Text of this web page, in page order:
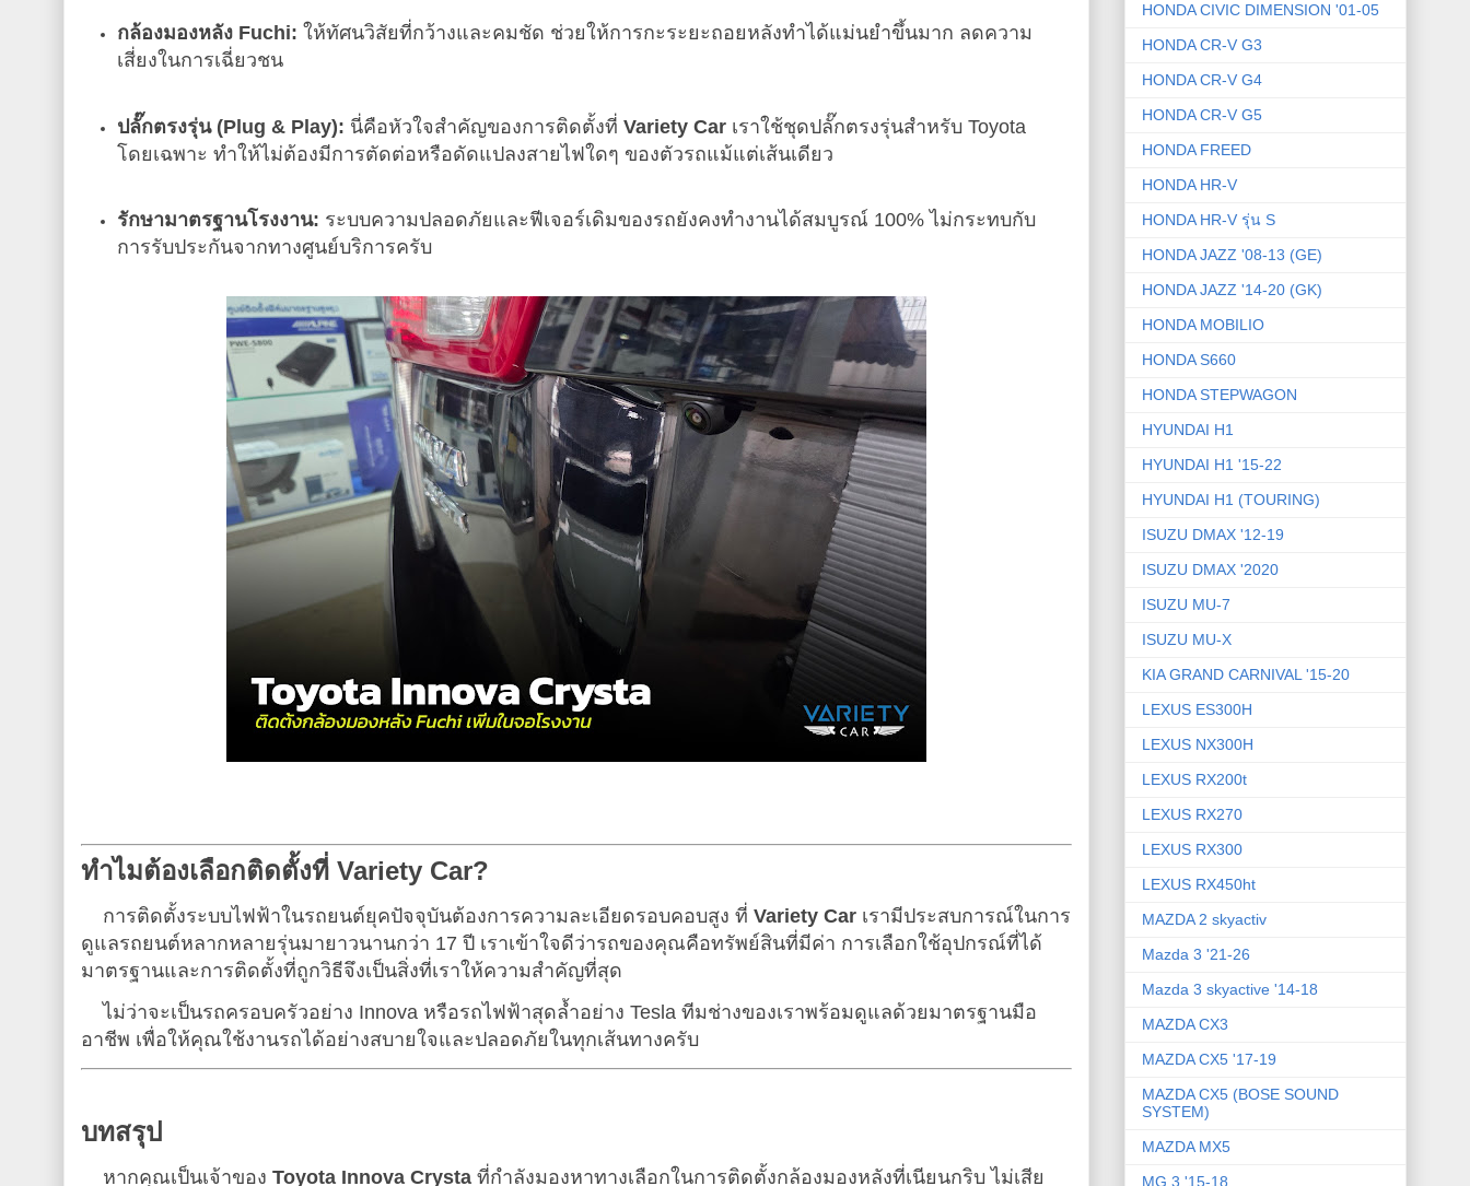
กล้องมองหลัง Fuchi: ให้ทัศนวิสัยที่กว้างและคมชัด ช่วยให้การกะระยะถอยหลังทำได้แม่นยำขึ้นมาก ลดความ
เสี่ยงในการเฉี่ยวชน
ปลั๊กตรงรุ่น (Plug & Play): นี่คือหัวใจสำคัญของการติดตั้งที่ Variety Carเราใช้ชุดปลั๊กตรงรุ่นสำหรับ Toyota
โดยเฉพาะ ทำให้ไม่ต้องมีการตัดต่อหรือดัดแปลงสายไฟใดๆ ของตัวรถแม้แต่เส้นเดียว
รักษามาตรฐานโรงงาน: ระบบความปลอดภัยและฟีเจอร์เดิมของรถยังคงทำงานได้สมบูรณ์ 100% ไม่กระทบกับ
การรับประกันจากทางศูนย์บริการครับ
ทำไมต้องเลือกติดตั้งที่ Variety Car?
การติดตั้งระบบไฟฟ้าในรถยนต์ยุคปัจจุบันต้องการความละเอียดรอบคอบสูง ที่ Variety Car เรามีประสบการณ์ในการ
ดูแลรถยนต์หลากหลายรุ่นมายาวนานกว่า 17 ปี เราเข้าใจดีว่ารถของคุณคือทรัพย์สินที่มีค่า การเลือกใช้อุปกรณ์ที่ได้
มาตรฐานและการติดตั้งที่ถูกวิธีจึงเป็นสิ่งที่เราให้ความสำคัญที่สุด
ไม่ว่าจะเป็นรถครอบครัวอย่าง Innova หรือรถไฟฟ้าสุดล้ำอย่าง Tesla ทีมช่างของเราพร้อมดูแลด้วยมาตรฐานมือ
อาชีพ เพื่อให้คุณใช้งานรถได้อย่างสบายใจและปลอดภัยในทุกเส้นทางครับ
บทสรุป
หากคุณเป็นเจ้าของ Toyota Innova Crysta ที่กำลังมองหาทางเลือกในการติดตั้งกล้องมองหลังที่เนียนกริบ ไม่เสีย
HONDA CIVIC DIMENSION '01-05
HONDA CR-V G3
HONDA CR-V G4
HONDA CR-V G5
HONDA FREED
HONDA HR-V
HONDA HR-V รุ่น S
HONDA JAZZ '08-13 (GE)
HONDA JAZZ '14-20 (GK)
HONDA MOBILIO
HONDA S660
HONDA STEPWAGON
HYUNDAI H1
HYUNDAI H1 '15-22
HYUNDAI H1 (TOURING)
ISUZU DMAX '12-19
ISUZU DMAX '2020
ISUZU MU-7
ISUZU MU-X
KIA GRAND CARNIVAL '15-20
LEXUS ES300H
LEXUS NX300H
LEXUS RX200t
LEXUS RX270
LEXUS RX300
LEXUS RX450ht
MAZDA 2 skyactiv
Mazda 3 '21-26
Mazda 3 skyactive '14-18
MAZDA CX3
MAZDA CX5 '17-19
MAZDA CX5 (BOSE SOUND
SYSTEM)
MAZDA MX5
MG 3 '15-18